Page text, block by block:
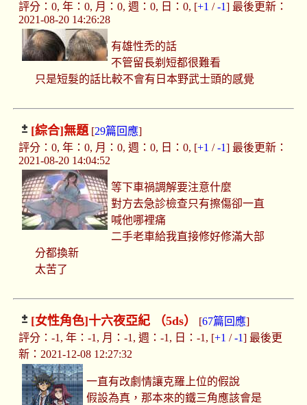
評分：0, 年：0, 月：0, 週：0, 日：0, [+1 /-1] 最後更新：
2021-08-20 14:26:28
有雄性禿的話
不管留長剃短都很難看
只是短髮的話比較不會有日本野武士頭的感覺
[綜合]無題[29篇回應]
評分：0, 年：0, 月：0, 週：0, 日：0, [+1 /-1] 最後更新：
2021-08-20 14:04:52
等下車禍調解要注意什麼
對方去急診檢查只有擦傷卻一直
喊他哪裡痛
二手老車給我直接修好修滿大部
分都換新
太苦了
[女性角色]十六夜亞紀 （5ds） [67篇回應]
評分：-1, 年：-1, 月：-1, 週：-1, 日：-1, [+1 /-1] 最後更
新：2021-12-08 12:27:32
一直有改劇情讓克羅上位的假說
假設為真，那本來的鐵三角應該會是